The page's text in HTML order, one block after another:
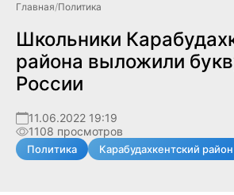
Главная/Политика
Школьники
района выложили
России
11.06.2022 19:19
1108 просмотров
Политика Карабудахкентский район